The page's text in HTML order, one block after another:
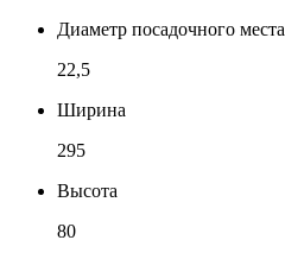
Диаметр посадочного места
22,5
Ширина
295
Высота
80